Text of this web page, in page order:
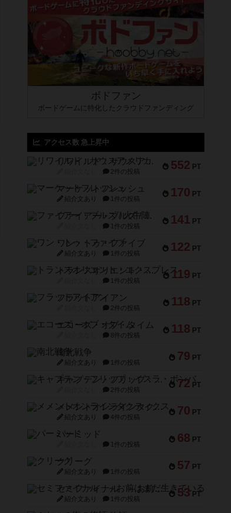
ボドファン
ボードゲームに特化したクラウドファンディング
アクセス数 急上昇中
552 PT
リワイルド：サウスアメリカ
2件の投稿
170 PT
マーケットフレッシュ
紹介文あり 1件の投稿
141 PT
ファイアー・ブルズ / 火牛陣
1件の投稿
122 PT
ワン・トゥ・ファイブ
紹介文あり 1件の投稿
119 PT
トランスオリエント・エクスプレス
1件の投稿
118 PT
フラットアイアン
2件の投稿
118 PT
エコーズ・オブ・タイム
8件の投稿
79 PT
南北戦争
紹介文あり 1件の投稿
72 PT
キャプテン・フリップ：イスラ・ボンバ
2件の投稿
70 PT
メメントオンラインタクティクス
紹介文あり 4件の投稿
68 PT
パーミッド
1件の投稿
57 PT
クリーグ
紹介文あり 1件の投稿
53 PT
セミファイナル ～お前はまだ生きている～
紹介文あり 1件の投稿